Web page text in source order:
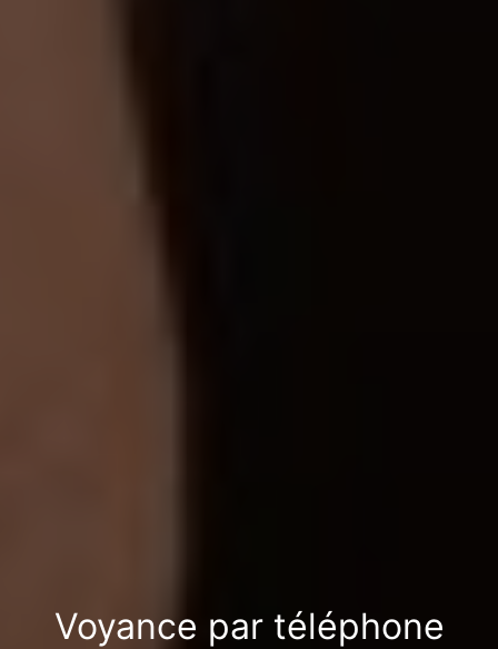
Voyance par téléphone